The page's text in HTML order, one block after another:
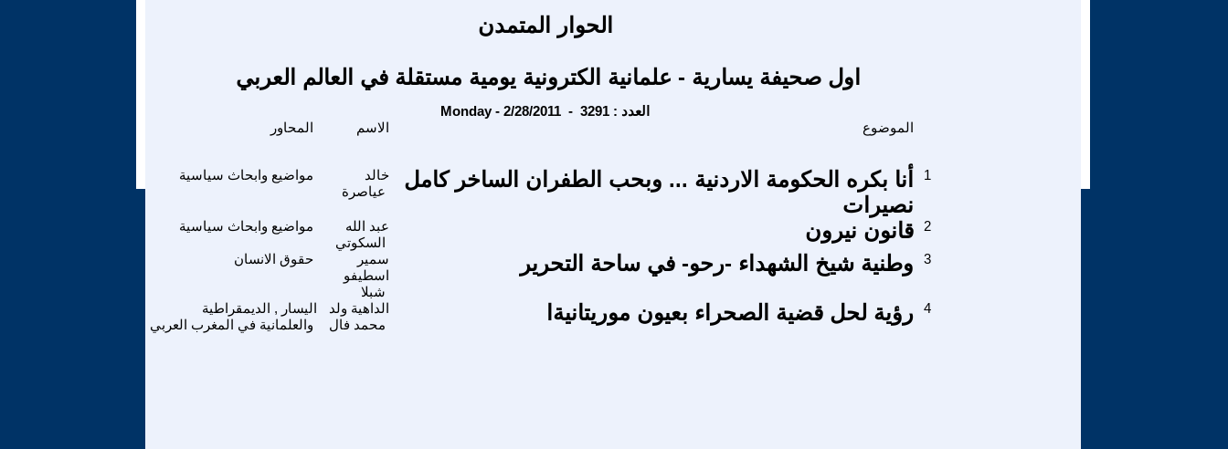
الحوار المتمدن
اول صحيفة يسارية - علمانية الكترونية يومية مستقلة في العالم العربي
Monday - 2/28/2011 - العدد : 3291
الاسم الموضوع
مواضيع وابحاث سياسية
خالد
عياصرة
أنا بكره الحكومة الاردنية ... وبحب الطفران الساخر كامل
نصيرات
1
مواضيع وابحاث سياسية
عبد الله
السكوتي
قانون نيرون 2
حقوق الانسان
سمير
اسطيفو
شبلا
وطنية شيخ الشهداء -رحو- في ساحة التحرير 3
اليسار , الديمقراطية
والعلمانية في المغرب العربي
الداهية ولد
محمد فال
رؤية لحل قضية الصحراء بعيون موريتانيةا 4